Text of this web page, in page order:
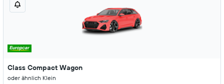
Class Compact Wagon
oder ähnlich Klein